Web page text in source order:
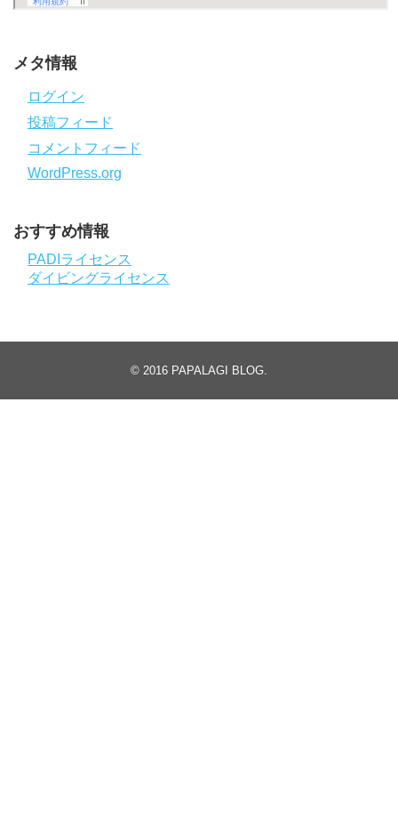
メタ情報
ログイン
投稿フィード
コメントフィード
WordPress.org
おすすめ情報
PADIライセンス
ダイビングライセンス
© 2016 PAPALAGI BLOG